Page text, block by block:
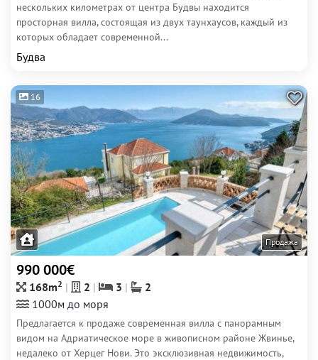
нескольких километрах от центра Будвы находится
просторная вилла, состоящая из двух таунхаусов, каждый из
которых обладает современной...
Будва
16
Продажа
990 000€
168m2 2 3
2
1000м до моря
Предлагается к продаже современная вилла с панорамным
видом на Адриатическое море в живописном районе Жвинье,
недалеко от Херцег Нови. Это эксклюзивная недвижимость,